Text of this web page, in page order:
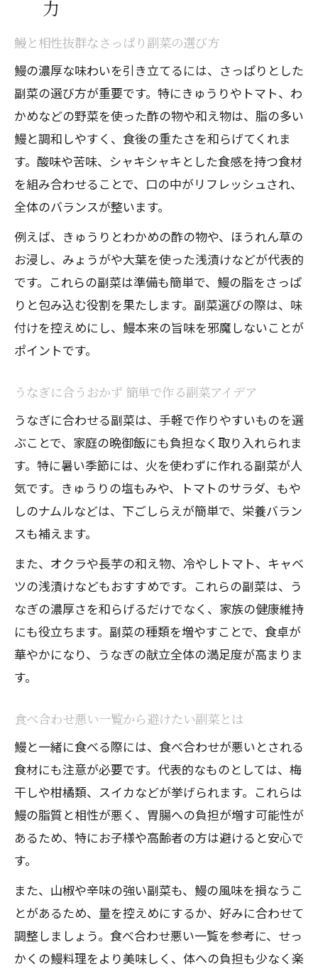
力
鰻と相性抜群なさっぱり副菜の選び方
鰻の濃厚な味わいを引き立てるには、さっぱりとした
副菜の選び方が重要です。特にきゅうりやトマト、わ
かめなどの野菜を使った酢の物や和え物は、脂の多い
鰻と調和しやすく、食後の重たさを和らげてくれま
す。酸味や苦味、シャキシャキとした食感を持つ食材
を組み合わせることで、口の中がリフレッシュされ、
全体のバランスが整います。
例えば、きゅうりとわかめの酢の物や、ほうれん草の
お浸し、みょうがや大葉を使った浅漬けなどが代表的
です。これらの副菜は準備も簡単で、鰻の脂をさっぱ
りと包み込む役割を果たします。副菜選びの際は、味
付けを控えめにし、鰻本来の旨味を邪魔しないことが
ポイントです。
うなぎに合うおかず 簡単で作る副菜アイデア
うなぎに合わせる副菜は、手軽で作りやすいものを選
ぶことで、家庭の晩御飯にも負担なく取り入れられま
す。特に暑い季節には、火を使わずに作れる副菜が人
気です。きゅうりの塩もみや、トマトのサラダ、もや
しのナムルなどは、下ごしらえが簡単で、栄養バラン
スも補えます。
また、オクラや長芋の和え物、冷やしトマト、キャベ
ツの浅漬けなどもおすすめです。これらの副菜は、う
なぎの濃厚さを和らげるだけでなく、家族の健康維持
にも役立ちます。副菜の種類を増やすことで、食卓が
華やかになり、うなぎの献立全体の満足度が高まりま
す。
食べ合わせ悪い一覧から避けたい副菜とは
鰻と一緒に食べる際には、食べ合わせが悪いとされる
食材にも注意が必要です。代表的なものとしては、梅
干しや柑橘類、スイカなどが挙げられます。これらは
鰻の脂質と相性が悪く、胃腸への負担が増す可能性が
あるため、特にお子様や高齢者の方は避けると安心で
す。
また、山椒や辛味の強い副菜も、鰻の風味を損なうこ
とがあるため、量を控えめにするか、好みに合わせて
調整しましょう。食べ合わせ悪い一覧を参考に、せっ
かくの鰻料理をより美味しく、体への負担も少なく楽